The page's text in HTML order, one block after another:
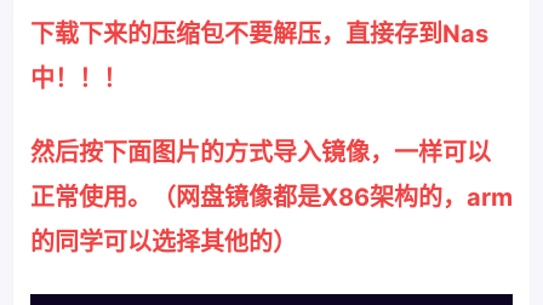
下载下来的压缩包不要解压，直接存到Nas
中！！！
然后按下面图片的方式导入镜像，一样可以
正常使用。（网盘镜像都是X86架构的，arm
的同学可以选择其他的）